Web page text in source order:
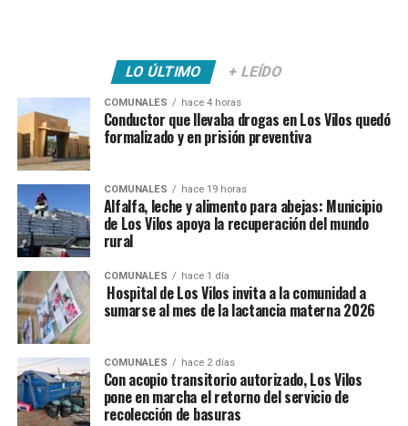
LO ÚLTIMO + LEÍDO
COMUNALES hace 4 horas
Conductor que llevaba drogas en Los Vilos quedó
formalizado y en prisión preventiva
COMUNALES hace 19 horas
Alfalfa, leche y alimento para abejas: Municipio
de Los Vilos apoya la recuperación del mundo
rural
COMUNALES hace 1 día
Hospital de Los Vilos invita a la comunidad a
sumarse al mes de la lactancia materna 2026
COMUNALES hace 2 días
Con acopio transitorio autorizado, Los Vilos
pone en marcha el retorno del servicio de
recolección de basuras